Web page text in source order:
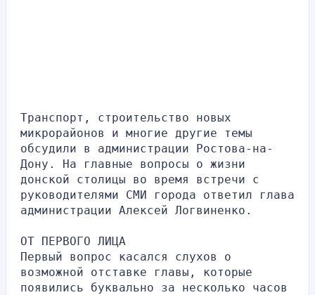
Транспорт, строительство новых
микрорайонов и многие другие темы
обсудили в администрации Ростова-на-
Дону. На главные вопросы о жизни
донской столицы во время встречи с
руководителями СМИ города ответил глава
администрации Алексей Логвиненко.
ОТ ПЕРВОГО ЛИЦА
Первый вопрос касался слухов о
возможной отставке главы, которые
появились буквально за несколько часов